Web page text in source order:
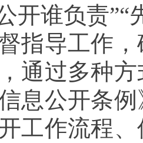
开谁负责”“
指导工作，
通过多种
息公开条
工作流程